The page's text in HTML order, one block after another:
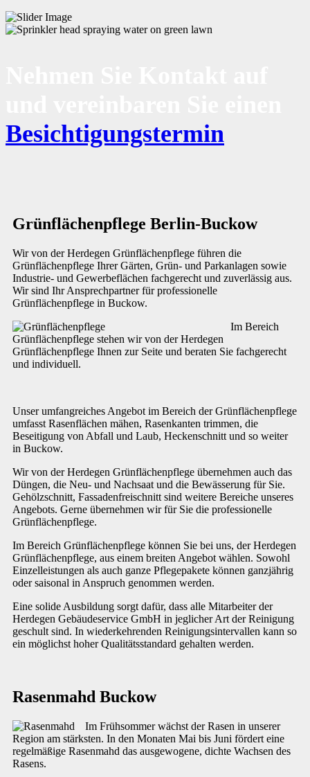
Besichtigungstermin
Grünflächenpflege Berlin-Buckow
Wir von der Herdegen Grünflächenpflege führen die
Grünflächenpflege Ihrer Gärten, Grün- und Parkanlagen sowie
Industrie- und Gewerbeflächen fachgerecht und zuverlässig aus.
Wir sind Ihr Ansprechpartner für professionelle
Grünflächenpflege in Buckow.
Im Bereich
Grünflächenpflege stehen wir von der Herdegen
Grünflächenpflege Ihnen zur Seite und beraten Sie fachgerecht
und individuell.
Unser umfangreiches Angebot im Bereich der Grünflächenpflege
umfasst Rasenflächen mähen, Rasenkanten trimmen, die
Beseitigung von Abfall und Laub, Heckenschnitt und so weiter
in Buckow.
Wir von der Herdegen Grünflächenpflege übernehmen auch das
Düngen, die Neu- und Nachsaat und die Bewässerung für Sie.
Gehölzschnitt, Fassadenfreischnitt sind weitere Bereiche unseres
Angebots. Gerne übernehmen wir für Sie die professionelle
Grünflächenpflege.
Im Bereich Grünflächenpflege können Sie bei uns, der Herdegen
Grünflächenpflege, aus einem breiten Angebot wählen. Sowohl
Einzelleistungen als auch ganze Pflegepakete können ganzjährig
oder saisonal in Anspruch genommen werden.
Eine solide Ausbildung sorgt dafür, dass alle Mitarbeiter der
Herdegen Gebäudeservice GmbH in jeglicher Art der Reinigung
geschult sind. In wiederkehrenden Reinigungsintervallen kann so
ein möglichst hoher Qualitätsstandard gehalten werden.
Rasenmahd Buckow
Im Frühsommer wächst der Rasen in unserer
Region am stärksten. In den Monaten Mai bis Juni fördert eine
regelmäßige Rasenmahd das ausgewogene, dichte Wachsen des
Rasens.